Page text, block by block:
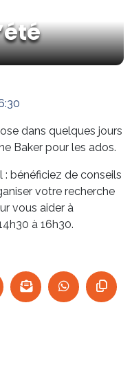
dans quelques jours
Baker pour les ados.
: bénéficiez de conseils
votre recherche
vous aider à
à 16h30.